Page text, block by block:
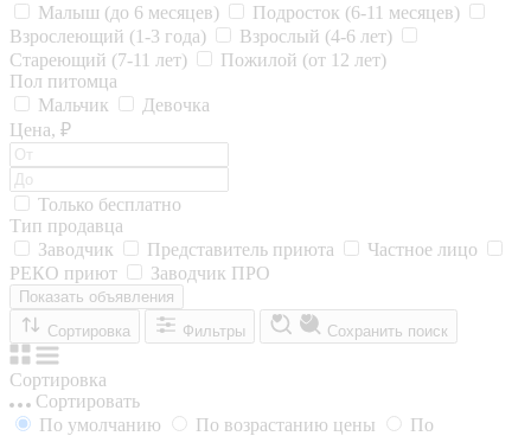
Малыш (до 6 месяцев)
Подросток (6-11 месяцев)
Взрослеющий (1-3 года)
Взрослый (4-6 лет)
Стареющий (7-11 лет)
Пожилой (от 12 лет)
Пол питомца
Мальчик
Девочка
Цена, ₽
Только бесплатно
Тип продавца
Заводчик
Представитель приюта
Частное лицо
РЕКО приют
Заводчик ПРО
Показать объявления
Сортировка
Фильтры Сохранить поиск
Сортировка
Сортировать
По умолчанию
По возрастанию цены
По